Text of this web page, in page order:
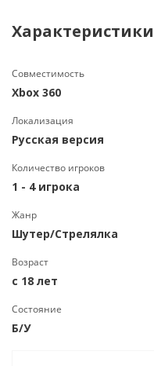
Характеристики
Совместимость
Xbox 360
Локализация
Русская версия
Количество игроков
1 - 4 игрока
Жанр
Шутер/Стрелялка
Возраст
с 18 лет
Состояние
Б/У